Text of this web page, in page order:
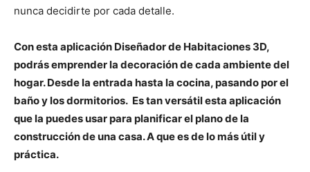
nunca decidirte por cada detalle.
Con esta aplicación Diseñador de Habitaciones 3D,
podrás emprender la decoración de cada ambiente del
hogar. Desde la entrada hasta la cocina, pasando por el
baño y los dormitorios. Es tan versátil esta aplicación
que la puedes usar para planificar el plano de la
construcción de una casa. A que es de lo más útil y
práctica.